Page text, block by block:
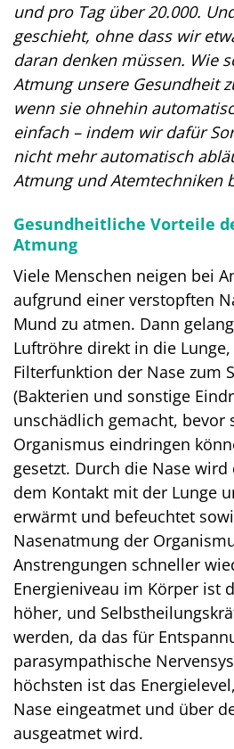
und pro Tag über 20.000.
geschieht, ohne dass wir
daran denken müssen. Wie
Atmung unsere Gesundheit
wenn sie ohnehin
einfach – indem wir dafür
nicht mehr automatisch
Atmung und Atemtechniken
Gesundheitliche Vorteile
Atmung
Viele Menschen neigen bei
aufgrund einer verstopften
Mund zu atmen. Dann
Luftröhre direkt in die
Filterfunktion der Nase zum
(Bakterien und sonstige
unschädlich gemacht, bevor
Organismus eindringen
gesetzt. Durch die Nase
dem Kontakt mit der Lunge
erwärmt und befeuchtet
Nasenatmung der
Anstrengungen schneller
Energieniveau im Körper ist
höher, und
werden, da das für
parasympathische
höchsten ist das
Nase eingeatmet und über
ausgeatmet wird.